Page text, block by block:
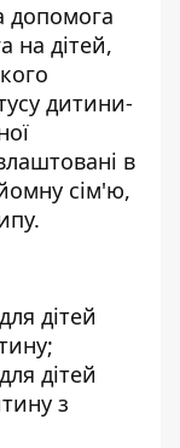
допомога
на дітей,
дитини-
в
сім'ю,
дітей
дітей
з